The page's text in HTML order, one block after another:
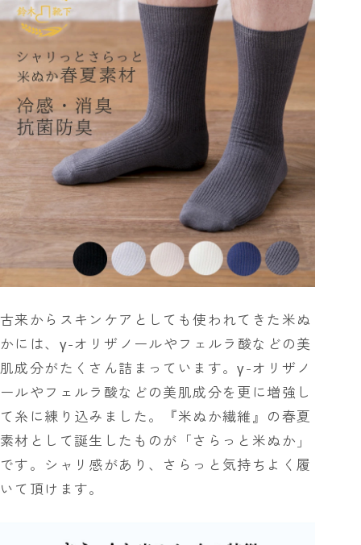
古来からスキンケアとしても使われてきた米ぬ
かには、γ-オリザノールやフェルラ酸などの美
肌成分がたくさん詰まっています。γ-オリザノ
ールやフェルラ酸などの美肌成分を更に増強し
て糸に練り込みました。『米ぬか繊維』の春夏
素材として誕生したものが「さらっと米ぬか」
です。シャリ感があり、さらっと気持ちよく履
いて頂けます。